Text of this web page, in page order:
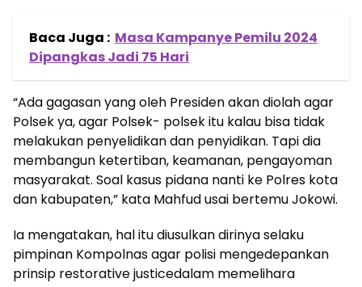
Baca Juga : Masa Kampanye Pemilu 2024
Dipangkas Jadi 75 Hari
“Ada gagasan yang oleh Presiden akan diolah agar
Polsek ya, agar Polsek- polsek itu kalau bisa tidak
melakukan penyelidikan dan penyidikan. Tapi dia
membangun ketertiban, keamanan, pengayoman
masyarakat. Soal kasus pidana nanti ke Polres kota
dan kabupaten,” kata Mahfud usai bertemu Jokowi.
Ia mengatakan, hal itu diusulkan dirinya selaku
pimpinan Kompolnas agar polisi mengedepankan
prinsip restorative justicedalam memelihara